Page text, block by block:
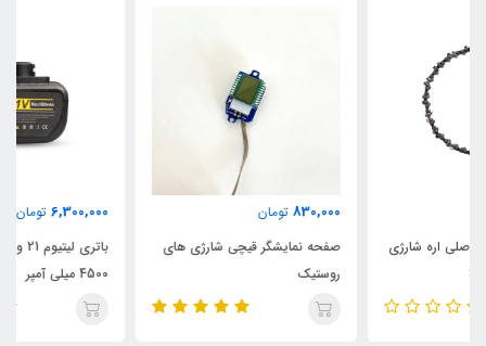
صفحه نمایشگر قیچی شارژی های
باتری لیتیوم 21 ولت روستیک